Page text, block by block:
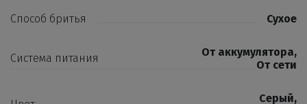
Способ бритья Сухое
Система питания От аккумулятора,
От сети
Серый,